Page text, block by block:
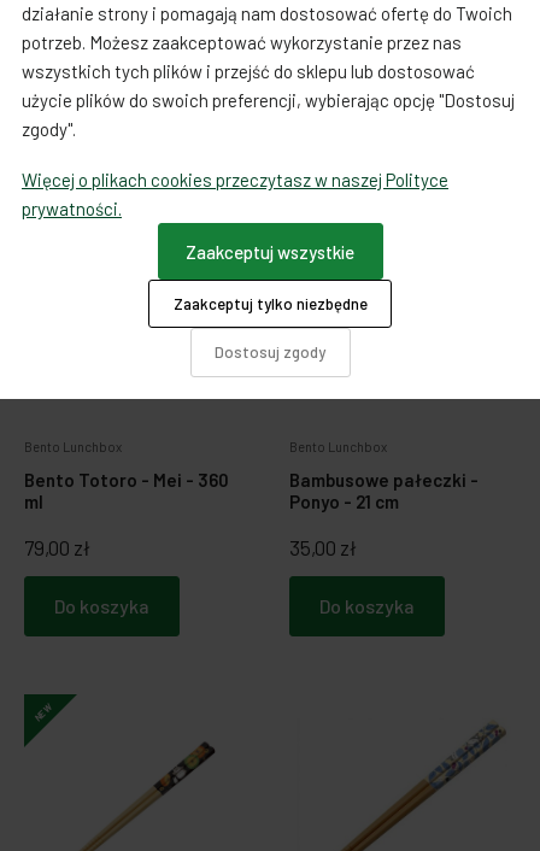
89,00 zł
Do koszyka
89,00 zł
Do koszyka
Bento Lunchbox
Bento Totoro - Mei - 360
ml
79,00 zł
Do koszyka
NEW
Bento Lunchbox
Bambusowe pałeczki -
Ponyo - 21 cm
35,00 zł
Do koszyka
NEW
działanie strony i pomagają nam dostosować ofertę do Twoich
potrzeb. Możesz zaakceptować wykorzystanie przez nas
wszystkich tych plików i przejść do sklepu lub dostosować
użycie plików do swoich preferencji, wybierając opcję "Dostosuj
zgody".
Więcej o plikach cookies przeczytasz w naszej Polityce
prywatności.
Dostosuj zgody
Zaakceptuj tylko niezbędne
Zaakceptuj wszystkie